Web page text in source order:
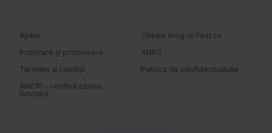
Ajutor
Citește blog-ul First.ro
Publicare și promovare
ANPC
Termeni și condiții
Politica de confidențialitate
ANCPI - verifică cartea
funciară